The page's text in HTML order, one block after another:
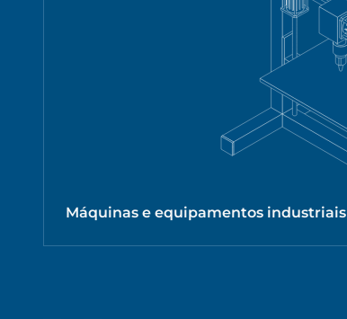
Máquinas e equipamentos industriais